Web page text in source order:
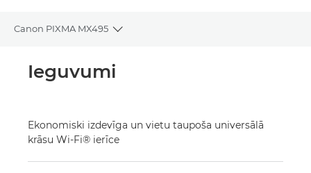
Canon PIXMA MX495
Toggle breadcrumbs
Pārskats
Atbalsts
Ieguvumi
Ekonomiski izdevīga un vietu taupoša universālā
krāsu Wi-Fi® ierīce